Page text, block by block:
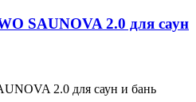
SAUNOVA 2.0 для саун
2.0 для саун и бань